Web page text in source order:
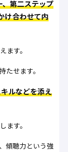
第二ステップ
け合わせて内
ます。
たせます。
ルなどを添え
ます。
傾聴力という強